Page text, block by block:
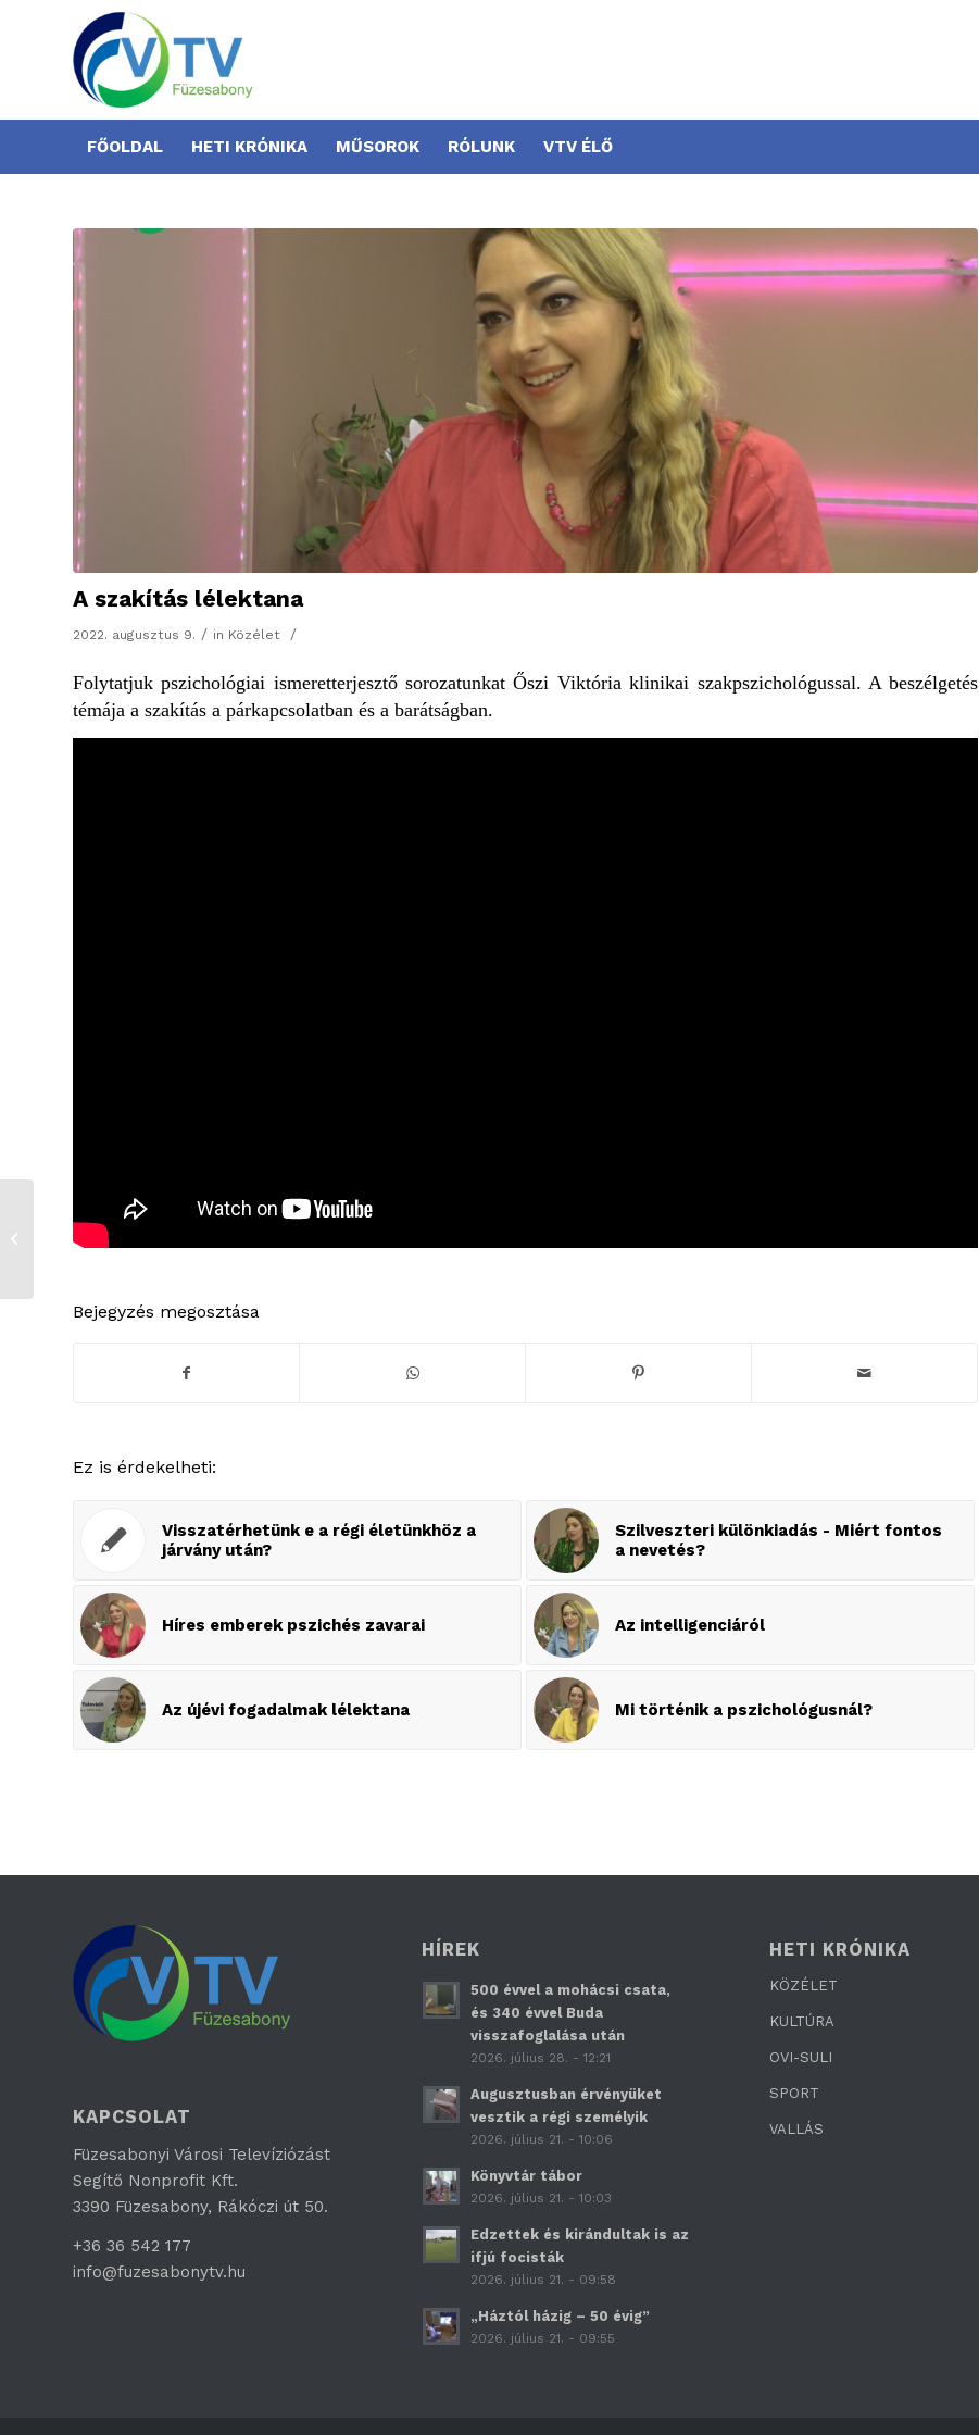
FŐOLDAL HETI KRÓNIKA MŰSOROK RÓLUNK VTV ÉLŐ
A szakítás lélektana
2022. augusztus 9. / in Közélet /
Folytatjuk pszichológiai ismeretterjesztő sorozatunkat Őszi Viktória klinikai szakpszichológussal. A beszélgetés
témája a szakítás a párkapcsolatban és a barátságban.
Bejegyzés megosztása
Ez is érdekelheti:
Visszatérhetünk e a régi életünkhöz a
járvány után?
Szilveszteri különkiadás - Miért fontos
a nevetés?
Híres emberek pszichés zavarai Az intelligenciáról
Az újévi fogadalmak lélektana Mi történik a pszichológusnál?
KAPCSOLAT
Füzesabonyi Városi Televíziózást
Segítő Nonprofit Kft.
3390 Füzesabony, Rákóczi út 50.
+36 36 542 177
info@fuzesabonytv.hu
HÍREK
500 évvel a mohácsi csata,
és 340 évvel Buda
visszafoglalása után
2026. július 28. - 12:21
Augusztusban érvényüket
vesztik a régi személyik
2026. július 21. - 10:06
Könyvtár tábor
2026. július 21. - 10:03
Edzettek és kirándultak is az
ifjú focisták
2026. július 21. - 09:58
„Háztól házig – 50 évig”
2026. július 21. - 09:55
HETI KRÓNIKA
KÖZÉLET
KULTÚRA
OVI-SULI
SPORT
VALLÁS
Heti Krónika 2022. augusztus 1.